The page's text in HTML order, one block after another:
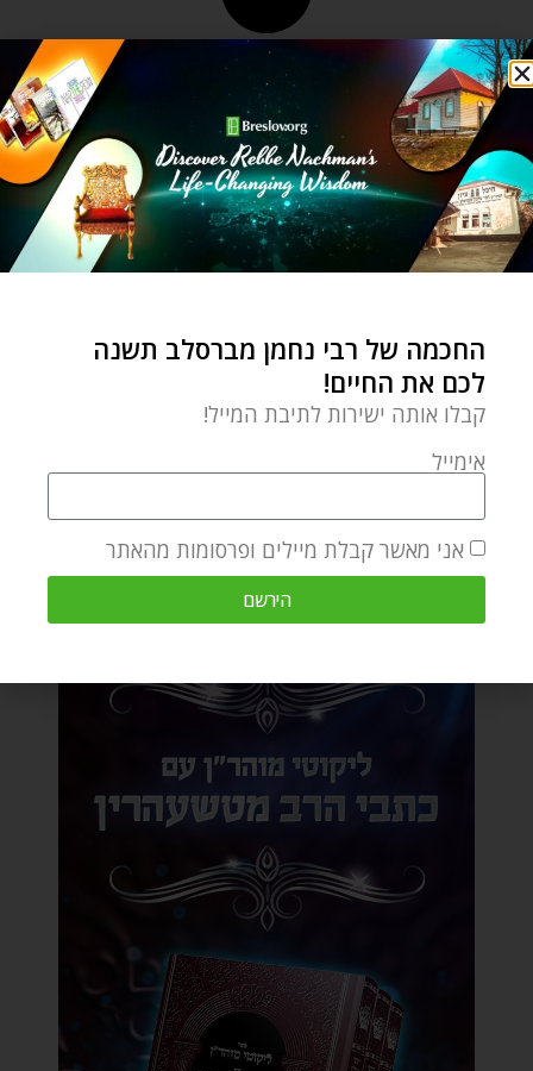
החכמה של רבי נחמן מברסלב תשנה
לכם את החיים!
קבלו אותה ישירות לתיבת המייל!
אימייל
אני מאשר קבלת מיילים ופרסומות מהאתר
הירשם